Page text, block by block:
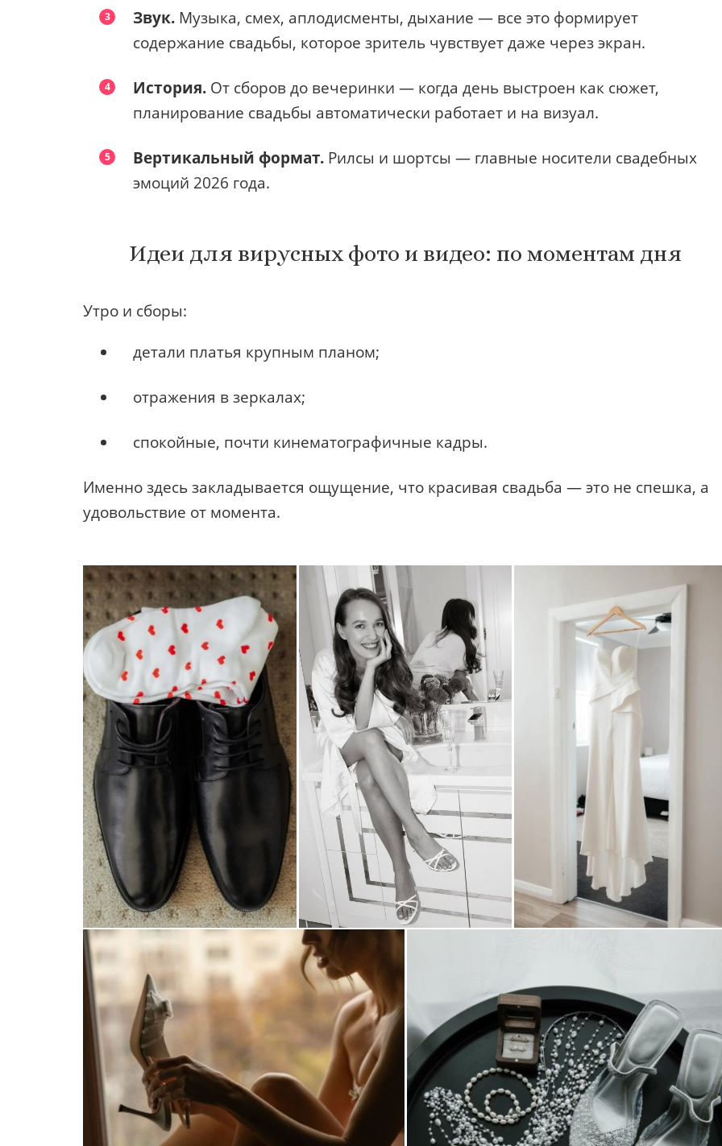
Звук. Музыка, смех, аплодисменты, дыхание — все это формирует
содержание свадьбы, которое зритель чувствует даже через экран.
История. От сборов до вечеринки — когда день выстроен как сюжет,
планирование свадьбы автоматически работает и на визуал.
Вертикальный формат. Рилсы и шортсы — главные носители свадебных
эмоций 2026 года.
Идеи для вирусных фото и видео: по моментам дня
Утро и сборы:
детали платья крупным планом;
отражения в зеркалах;
спокойные, почти кинематографичные кадры.
Именно здесь закладывается ощущение, что красивая свадьба — это не спешка, а
удовольствие от момента.